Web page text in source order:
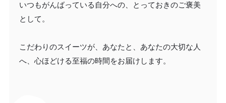
いつもがんばっている自分への、とっておきのご褒美
として。
こだわりのスイーツが、あなたと、あなたの大切な人
へ、心ほどける至福の時間をお届けします。